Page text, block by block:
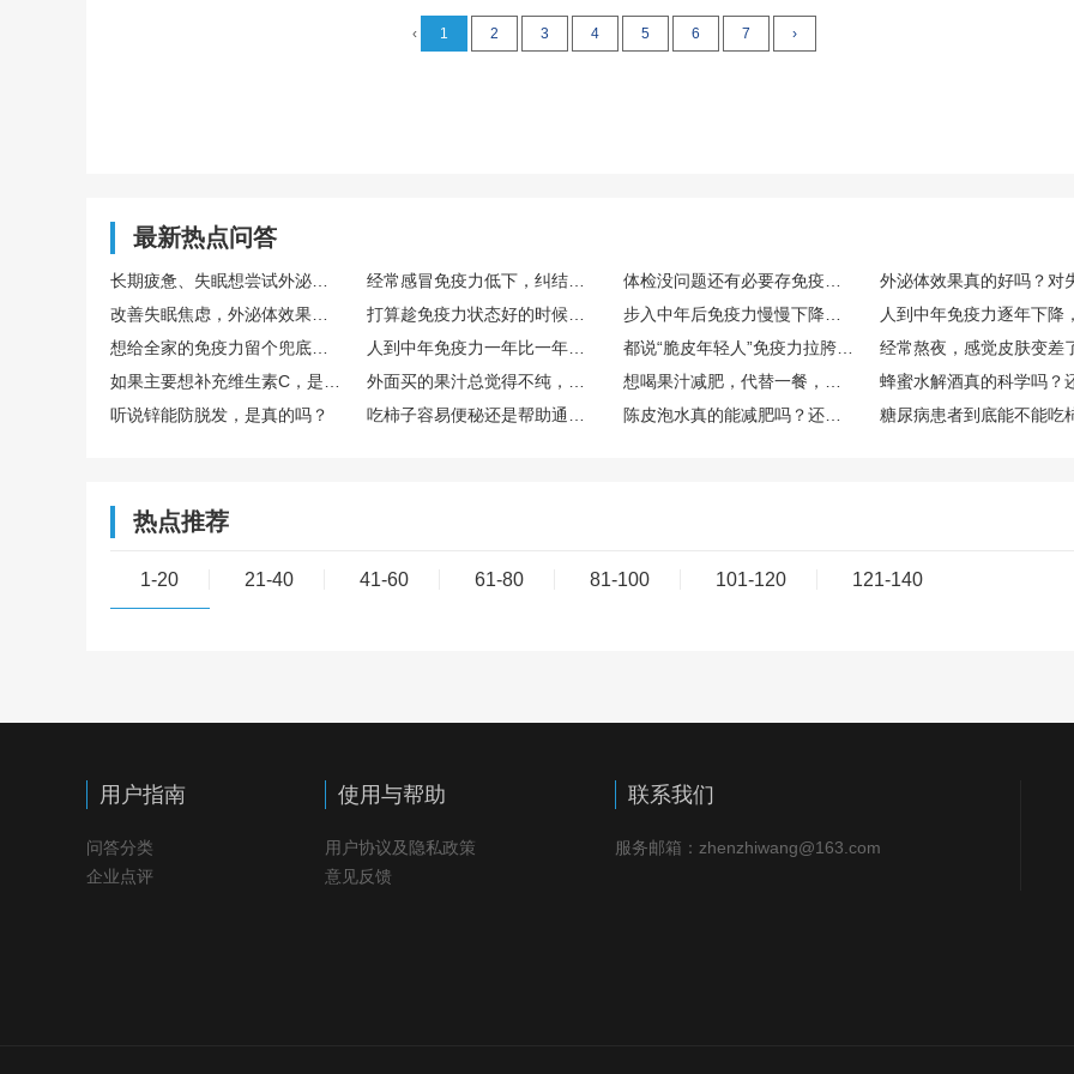
‹ 1 2 3 4 5 6 7 ›
最新热点问答
听说锌能防脱发，是真的吗？
热点推荐
1-20 21-40 41-60 61-80 81-100 101-120 121-140
用户指南
问答分类
企业点评
使用与帮助
用户协议及隐私政策
意见反馈
联系我们
服务邮箱：zhenzhiwang@163.com